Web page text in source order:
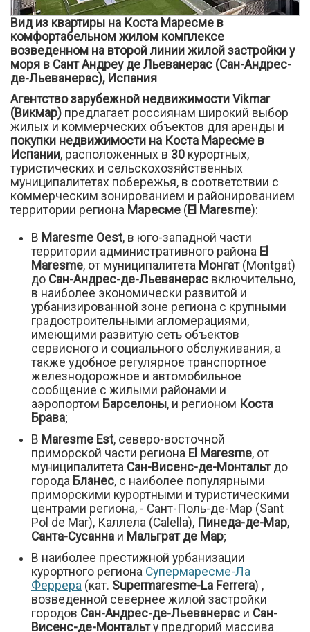
Вид из квартиры на Коста Маресме в
комфортабельном жилом комплексе
возведенном на второй линии жилой застройки у
моря в Сант Андреу де Льеванерас (Сан-Андрес-
де-Льеванерас), Испания
Агентство зарубежной недвижимости Vikmar
(Викмар) предлагает россиянам широкий выбор
жилых и коммерческих объектов для аренды и
покупки недвижимости на Коста Маресме в
Испании, расположенных в 30 курортных,
туристических и сельскохозяйственных
муниципалитетах побережья, в соответствии с
коммерческим зонированием и районированием
территории региона Маресме ( El Maresme):
В Maresme Oest, в юго-западной части
территории административного района El
Maresme, от муниципалитета Монгат(Montgat)
до Сан-Андрес-де-Льеванерас включительно,
в наиболее экономически развитой и
урбанизированной зоне региона с крупными
градостроительными агломерациями,
имеющими развитую сеть объектов
сервисного и социального обслуживания, а
также удобное регулярное транспортное
железнодорожное и автомобильное
сообщение с жилыми районами и
аэропортом Барселоны, и регионом Коста
Брава;
В Maresme Est, северо-восточной
приморской части региона El Maresme, от
муниципалитета Сан-Висенс-де-Монтальтдо
города Бланес, с наиболее популярными
приморскими курортными и туристическими
центрами региона, - Сант-Поль-де-Мар (Sant
Pol de Mar), Каллела (Calella), Пинеда-де-Мар,
Санта-Сусанна и Мальграт де Мар;
В наиболее престижной урбанизации
курортного региона Супермаресме-Ла
Феррера (кат. Supermaresme-La Ferrera) ,
возведенной севернее жилой застройки
городов Сан-Андрес-де-Льеванерас и Сан-
Висенс-де-Монтальту предгорий массива